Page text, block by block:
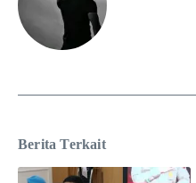
Berita Terkait